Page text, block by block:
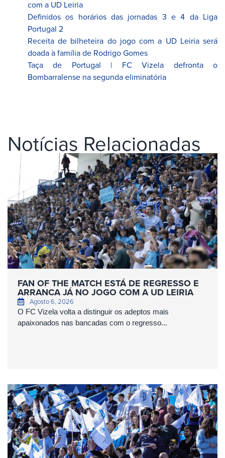
com a UD Leiria
Definidos os horários das jornadas 3 e 4 da Liga
Portugal 2
Receita de bilheteira do jogo com a UD Leiria será
doada à família de Rodrigo Gomes
Taça de Portugal | FC Vizela defronta o
Bombarralense na segunda eliminatória
Notícias Relacionadas
FAN OF THE MATCH ESTÁ DE REGRESSO E
ARRANCA JÁ NO JOGO COM A UD LEIRIA
Agosto 6, 2026
O FC Vizela volta a distinguir os adeptos mais
apaixonados nas bancadas com o regresso...